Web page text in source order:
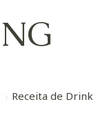
Receita de Drink